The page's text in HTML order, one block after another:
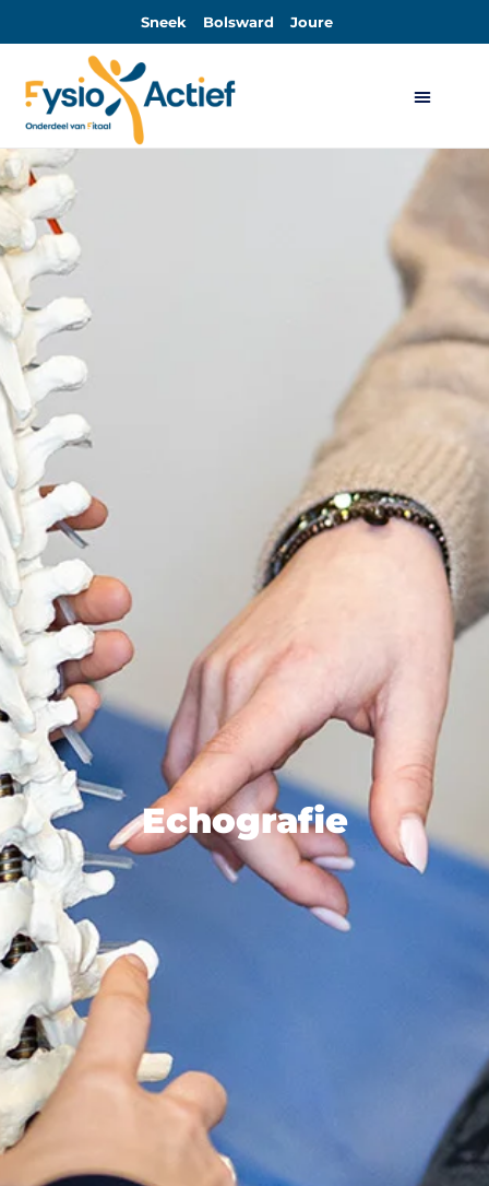
Sneek Bolsward Joure
Echografie